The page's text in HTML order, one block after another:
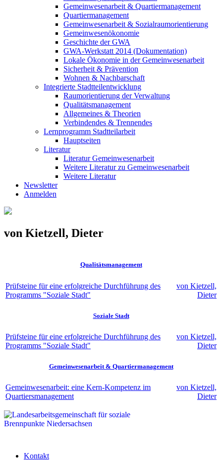
Gemeinwesenarbeit & Quartiermanagement
Quartiermanagement
Gemeinwesenarbeit & Sozialraumorientierung
Gemeinwesenökonomie
Geschichte der GWA
GWA-Werkstatt 2014 (Dokumentation)
Lokale Ökonomie in der Gemeinwesenarbeit
Sicherheit & Prävention
Wohnen & Nachbarschaft
Integrierte Stadtteilentwicklung
Raumorientierung der Verwaltung
Qualitätsmanagement
Allgemeines & Theorien
Verbindendes & Trennendes
Lernprogramm Stadtteilarbeit
Hauptseiten
Literatur
Literatur Gemeinwesenarbeit
Weitere Literatur zu Gemeinwesenarbeit
Weitere Literatur
Newsletter
Anmelden
von Kietzell, Dieter
Qualitätsmanagement
Prüfsteine für eine erfolgreiche Durchführung des
Programms "Soziale Stadt"
von Kietzell,
Dieter
Soziale Stadt
Prüfsteine für eine erfolgreiche Durchführung des
Programms "Soziale Stadt"
von Kietzell,
Dieter
Gemeinwesenarbeit & Quartiermanagement
Gemeinwesenarbeit: eine Kern-Kompetenz im
Quartiersmanagement
von Kietzell,
Dieter
Kontakt